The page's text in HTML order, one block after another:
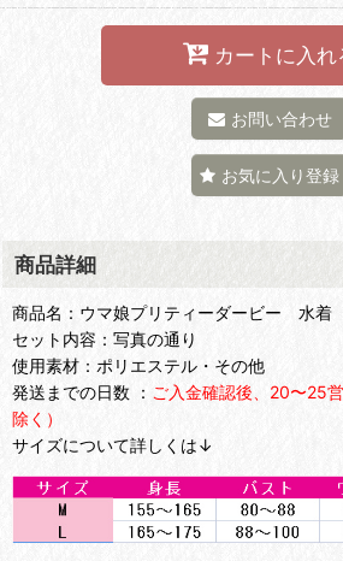
カートに入れ
お問い合わせ
お気に入り登録
商品詳細
商品名：ウマ娘プリティーダービー 水着
セット内容：写真の通り
使用素材：ポリエステル・その他
発送までの日数 ： ご入金確認後、20〜25
除く）
サイズについて詳しくは↓